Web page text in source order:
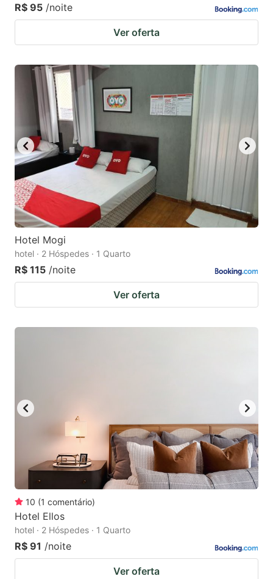
R$ 95 /noite
Ver oferta
Hotel Mogi
hotel · 2 Hóspedes · 1 Quarto
R$ 115 /noite
Ver oferta
10 (1 comentário)
Hotel Ellos
hotel · 2 Hóspedes · 1 Quarto
R$ 91 /noite
Ver oferta